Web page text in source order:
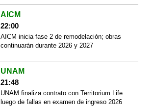
AICM
22:00
AICM inicia fase 2 de remodelación; obras
continuarán durante 2026 y 2027
UNAM
21:48
UNAM finaliza contrato con Territorium Life
luego de fallas en examen de ingreso 2026